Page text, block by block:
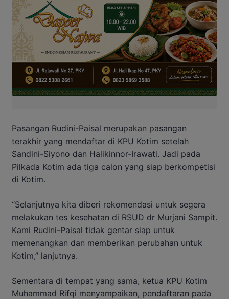
Pasangan Rudini-Paisal merupakan pasangan
terakhir yang mendaftar di KPU Kotim setelah
Sandini-Siyono dan Halikinnor-Irawati. Jadi pada
Pilkada Kotim ada tiga calon yang siap berkompetisi
di Kotim.
“Selanjutnya kita diberi rekomendasi untuk segera
melakukan tes kesehatan di RSUD dr Murjani Sampit.
Kami Rudini-Paisal tidak gentar siap untuk
memenangkan dan memberikan perubahan untuk
Kotim,” lanjutnya.
Sementara di tempat yang sama, ketua KPU Kotim
Muhammad Rifqi menyampaikan, pendaftaran pada